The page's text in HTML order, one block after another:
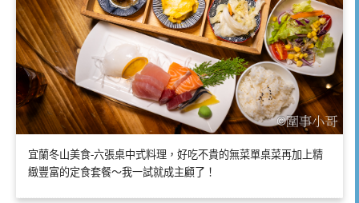
宜蘭冬山美食-六張桌中式料理，好吃不貴的無菜單桌菜再加上精
緻豐富的定食套餐～我一試就成主顧了！